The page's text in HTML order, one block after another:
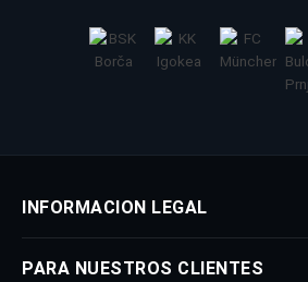
INFORMACION LEGAL
PARA NUESTROS CLIENTES